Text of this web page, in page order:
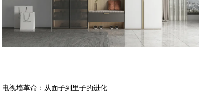
电视墙革命：从面子到里子的进化